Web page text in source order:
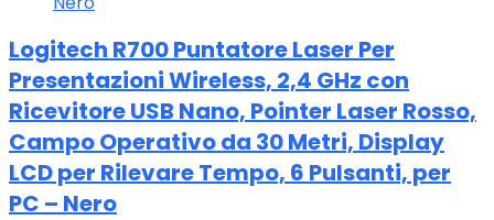
Logitech R700 Puntatore Laser Per
Presentazioni Wireless, 2,4 GHz con
Ricevitore USB Nano, ‎Pointer Laser Rosso,
Campo Operativo da 30 Metri, Display
LCD per Rilevare Tempo, 6 Pulsanti, per
‎PC – Nero